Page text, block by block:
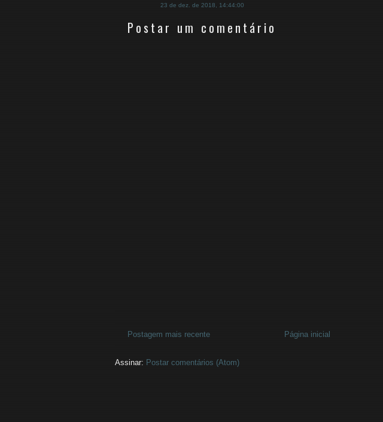
23 de dez. de 2018, 14:44:00
Postar um comentário
Postagem mais recente Página inicial
Assinar: Postar comentários (Atom)